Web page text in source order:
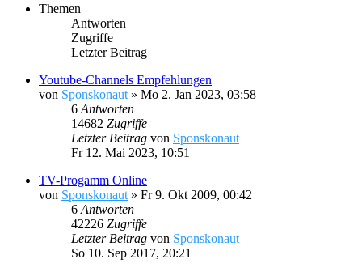
Themen
Antworten
Zugriffe
Letzter Beitrag
Youtube-Channels Empfehlungen
von Sponskonaut » Mo 2. Jan 2023, 03:58
6 Antworten
14682 Zugriffe
Letzter Beitrag von Sponskonaut
Fr 12. Mai 2023, 10:51
TV-Progamm Online
von Sponskonaut » Fr 9. Okt 2009, 00:42
6 Antworten
42226 Zugriffe
Letzter Beitrag von Sponskonaut
So 10. Sep 2017, 20:21